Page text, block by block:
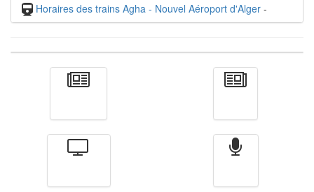
Horaires des trains Agha - Nouvel Aéroport d'Alger -